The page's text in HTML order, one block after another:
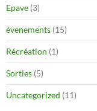
Epave (3)
évenements (15)
Récréation (1)
Sorties (5)
Uncategorized (11)